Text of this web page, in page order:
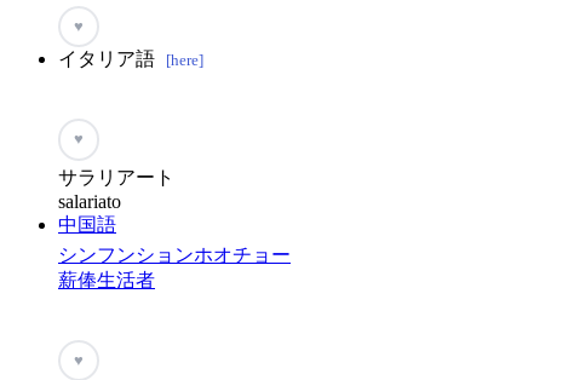
♥
イタリア語 [here]
♥
サラリアート
salariato
中国語
シンフンションホオチョー
薪俸生活者
♥